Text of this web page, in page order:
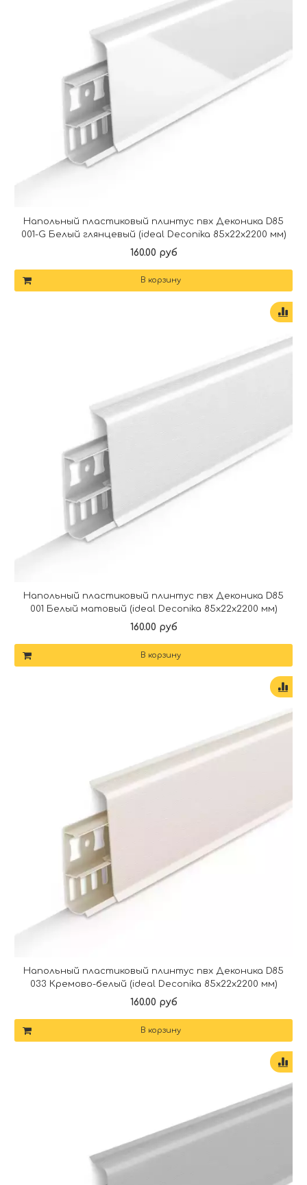
Напольный пластиковый плинтус пвх Деконика D85
001-G Белый глянцевый (ideal Deconika 85х22х2200 мм)
160.00 руб
В корзину
Напольный пластиковый плинтус пвх Деконика D85
001 Белый матовый (ideal Deconika 85х22х2200 мм)
160.00 руб
В корзину
Напольный пластиковый плинтус пвх Деконика D85
033 Кремово-белый (ideal Deconika 85х22х2200 мм)
160.00 руб
В корзину